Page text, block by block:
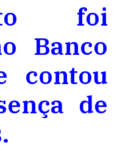
foi
Banco
contou
de